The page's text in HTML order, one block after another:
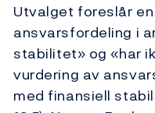
Utvalget foreslår
ansvarsfordeling i
stabilitet» og «har
vurdering av
med finansiell